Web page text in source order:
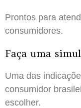
Prontos para
consumidores.
Faça uma
Uma das
consumidor
escolher.